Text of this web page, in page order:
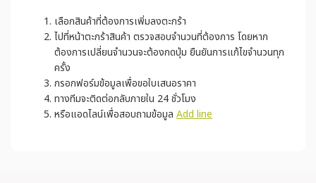
เลือกสินค้าที่ต้องการเพิ่มลงตะกร้า
ไปที่หน้าตะกร้าสินค้า ตรวจสอบจำนวนที่ต้องการ โดยหาก
ต้องการเปลี่ยนจำนวนจะต้องกดปุ่ม ยืนยันการแก้ไขจำนวนทุก
ครั้ง
กรอกฟอร์มข้อมูลเพื่อขอใบเสนอราคา
ทางทีมจะติดต่อกลับภายใน 24 ชั่วโมง
หรือแอดไลน์เพื่อสอบถามข้อมูล Add line